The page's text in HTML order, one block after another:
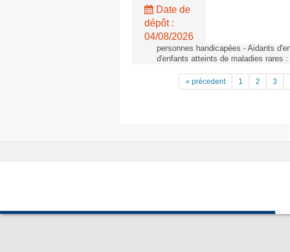
Date de
dépôt :
04/08/2026
personnes handicapées - Aidants
d'enfants atteints de maladies rares
« précedent 1 2 3